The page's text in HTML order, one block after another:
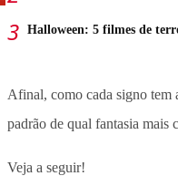
Halloween: 5 filmes de
Afinal, como cada signo tem
padrão de qual fantasia mais
Veja a seguir!